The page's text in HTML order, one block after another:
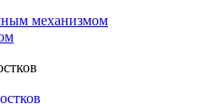
механизмом